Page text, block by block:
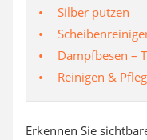
Silber putzen
Dampfbesen –
Reinigen &
Erkennen Sie